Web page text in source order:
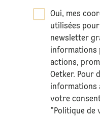
Oui, mes
utilisées
newsletter
informations
actions,
Oetker. Pour
informations
votre
"Politique de